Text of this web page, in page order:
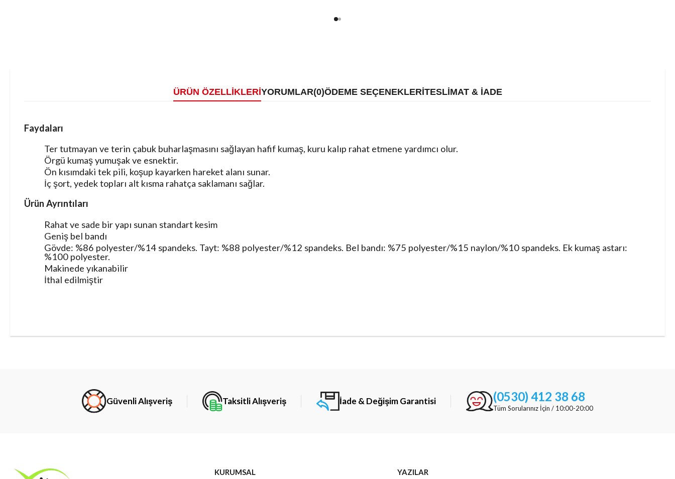
ÜRÜN ÖZELLIKLERIYORUMLAR(0)ÖDEME SEÇENEKLERITESLİMAT & İADE
Faydaları
Ter tutmayan ve terin çabuk buharlaşmasını sağlayan hafif kumaş, kuru kalıp rahat etmene yardımcı olur.
Örgü kumaş yumuşak ve esnektir.
Ön kısımdaki tek pili, koşup kayarken hareket alanı sunar.
İç şort, yedek topları alt kısma rahatça saklamanı sağlar.
Ürün Ayrıntıları
Rahat ve sade bir yapı sunan standart kesim
Geniş bel bandı
Gövde: %86 polyester/%14 spandeks. Tayt: %88 polyester/%12 spandeks. Bel bandı: %75 polyester/%15 naylon/%10 spandeks. Ek kumaş astarı:
%100 polyester.
Makinede yıkanabilir
İthal edilmiştir
Güvenli Alışveriş Taksitli Alışveriş İade & Değişim Garantisi (0530) 412 38 68
Tüm Sorularınız İçin / 10:00-20:00
KURUMSAL YAZILAR